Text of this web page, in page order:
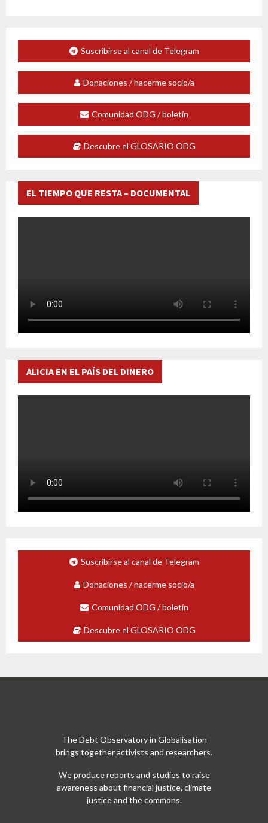
Suscribirse al canal de Telegram
Donaciones / hacerme socio/a
Comunidad ODG / boletín
Descubre el GLOSARIO ODG
EL TIEMPO QUE RESTA – DOCUMENTAL
ALICIA EN EL PAÍS DEL DINERO
Suscribirse al canal de Telegram
Donaciones / hacerme socio/a
Comunidad ODG / boletín
Descubre el GLOSARIO ODG
The Debt Observatory in Globalisation
brings together activists and researchers.
We produce reports and studies to raise
awareness about financial justice, climate
justice and the commons.